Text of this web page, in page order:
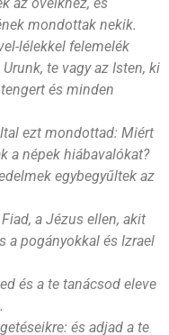
mondottak nekik.
lélekkel felemelék
te vagy az Isten, ki
és minden
ezt mondottad: Miért
a népek hiábavalókat?
egybegyűltek az
a Jézus ellen, akit
a pogányokkal és Izrael
és a te tanácsod eleve
és adjad a te